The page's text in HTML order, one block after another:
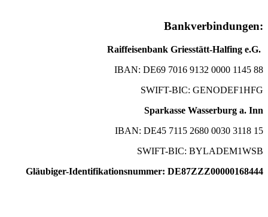
Bankverbindungen:
Raiffeisenbank Griesstätt-Halfing e.G.
IBAN: DE69 7016 9132 0000 1145 88
SWIFT-BIC: GENODEF1HFG
Sparkasse Wasserburg a. Inn
IBAN: DE45 7115 2680 0030 3118 15
SWIFT-BIC: BYLADEM1WSB
Gläubiger-Identifikationsnummer: DE87ZZZ00000168444